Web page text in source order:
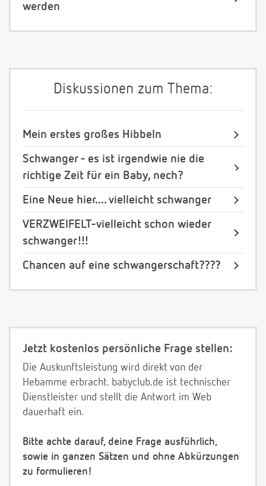
werden
Diskussionen zum Thema:
Mein erstes großes Hibbeln
Schwanger - es ist irgendwie nie die
richtige Zeit für ein Baby, nech?
Eine Neue hier.... vielleicht schwanger
VERZWEIFELT-vielleicht schon wieder
schwanger!!!
Chancen auf eine schwangerschaft????
Jetzt kostenlos persönliche Frage stellen:
Die Auskunftsleistung wird direkt von der
Hebamme erbracht. babyclub.de ist technischer
Dienstleister und stellt die Antwort im Web
dauerhaft ein.
Bitte achte darauf, deine Frage ausführlich,
sowie in ganzen Sätzen und ohne Abkürzungen
zu formulieren!